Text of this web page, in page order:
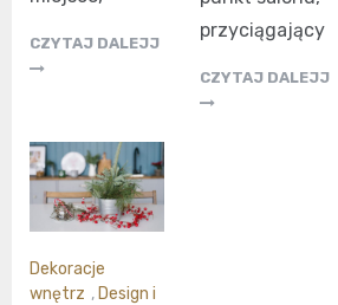
CZYTAJ DALEJJ
przyciągający
CZYTAJ DALEJJ
Dekoracje
wnętrz , Design i